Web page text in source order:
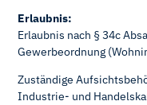
Erlaubnis:
Erlaubnis nach § 34c
Gewerbeordnung
Zuständige
Industrie- und